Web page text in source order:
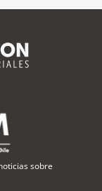
sobre